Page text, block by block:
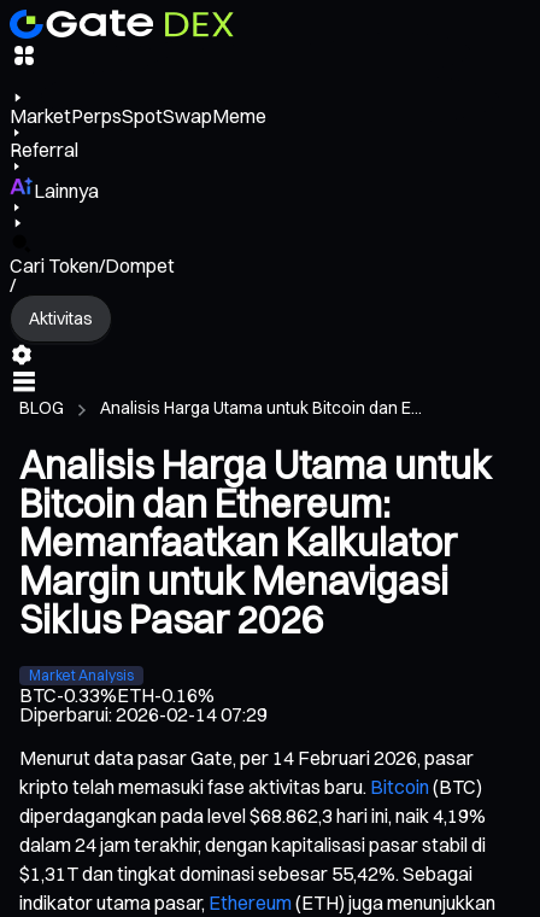
MarketPerpsSpotSwapMeme
Referral
Lainnya
Cari Token/Dompet
/
Aktivitas
BLOG Analisis Harga Utama untuk Bitcoin dan E...
Analisis Harga Utama untuk
Bitcoin dan Ethereum:
Memanfaatkan Kalkulator
Margin untuk Menavigasi
Siklus Pasar 2026
Market Analysis
BTC-0.33%ETH-0.16%
Diperbarui:2026-02-14 07:29
Menurut data pasar Gate, per 14 Februari 2026, pasar
kripto telah memasuki fase aktivitas baru. Bitcoin(BTC)
diperdagangkan pada level $68.862,3 hari ini, naik 4,19%
dalam 24 jam terakhir, dengan kapitalisasi pasar stabil di
$1,31T dan tingkat dominasi sebesar 55,42%. Sebagai
indikator utama pasar, Ethereum(ETH) juga menunjukkan